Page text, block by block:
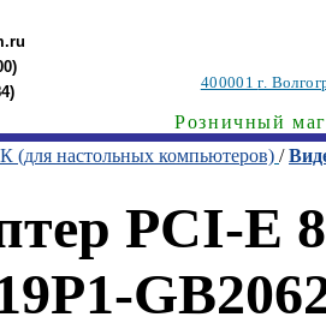
400001г.
Розничный
настольных компьютеров) /
PCI-